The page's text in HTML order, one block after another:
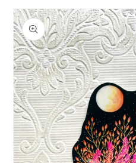
Kihagyás, és
ugrás a
termékadatokra